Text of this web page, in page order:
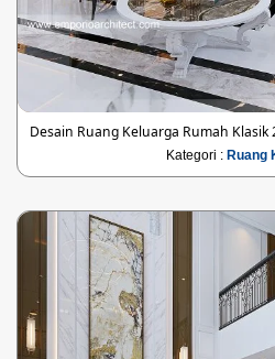
Desain Ruang Keluarga Rumah Klasik
Kategori : Ruang